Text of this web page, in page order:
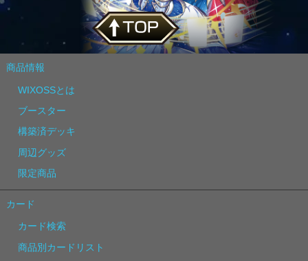
商品情報
WIXOSSとは
ブースター
構築済デッキ
周辺グッズ
限定商品
カード
カード検索
商品別カードリスト